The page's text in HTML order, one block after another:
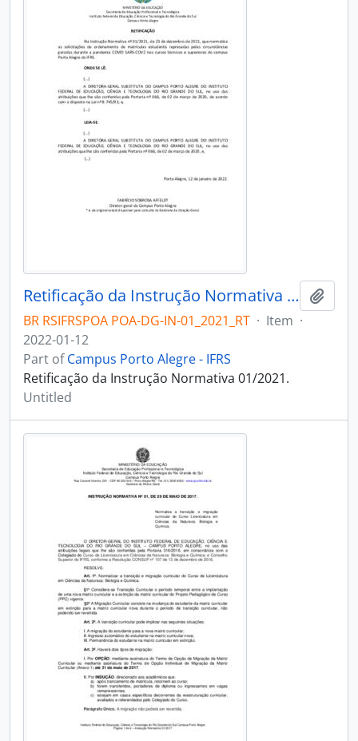
Retificação da Instrução Normativa 01/2021
BR RSIFRSPOA POA-DG-IN-01_2021_RT · Item ·
2022-01-12
Part ofCampus Porto Alegre - IFRS
Retificação da Instrução Normativa 01/2021.
Untitled